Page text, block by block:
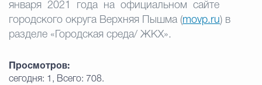
января 2021 года на официальном сайте
городского округа Верхняя Пышма (movp.ru) в
разделе «Городская среда/ ЖКХ».
Просмотров:
сегодня: 1, Всего: 708.